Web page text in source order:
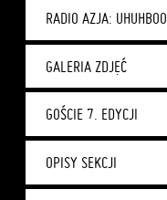
RADIO AZJA: UHUHBOO
GALERIA ZDJĘĆ
GOŚCIE 7. EDYCJI
OPISY SEKCJI